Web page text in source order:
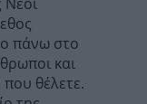
Νέοι
πάνω στο
και
θέλετε.